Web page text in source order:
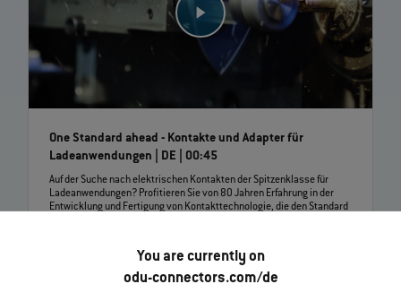
You are currently on
odu-connectors.com/de
One Standard ahead - Kontakte und Adapter für
Ladeanwendungen | DE | 00:45
Auf der Suche nach elektrischen Kontakten der Spitzenklasse für
Ladeanwendungen? Profitieren Sie von 80 Jahren Erfahrung in der
Entwicklung und Fertigung von Kontakttechnologie, die den Standard